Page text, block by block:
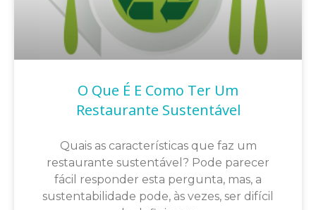
O Que É E Como Ter Um
Restaurante Sustentável
Quais as características que faz um
restaurante sustentável? Pode parecer
fácil responder esta pergunta, mas, a
sustentabilidade pode, às vezes, ser difícil